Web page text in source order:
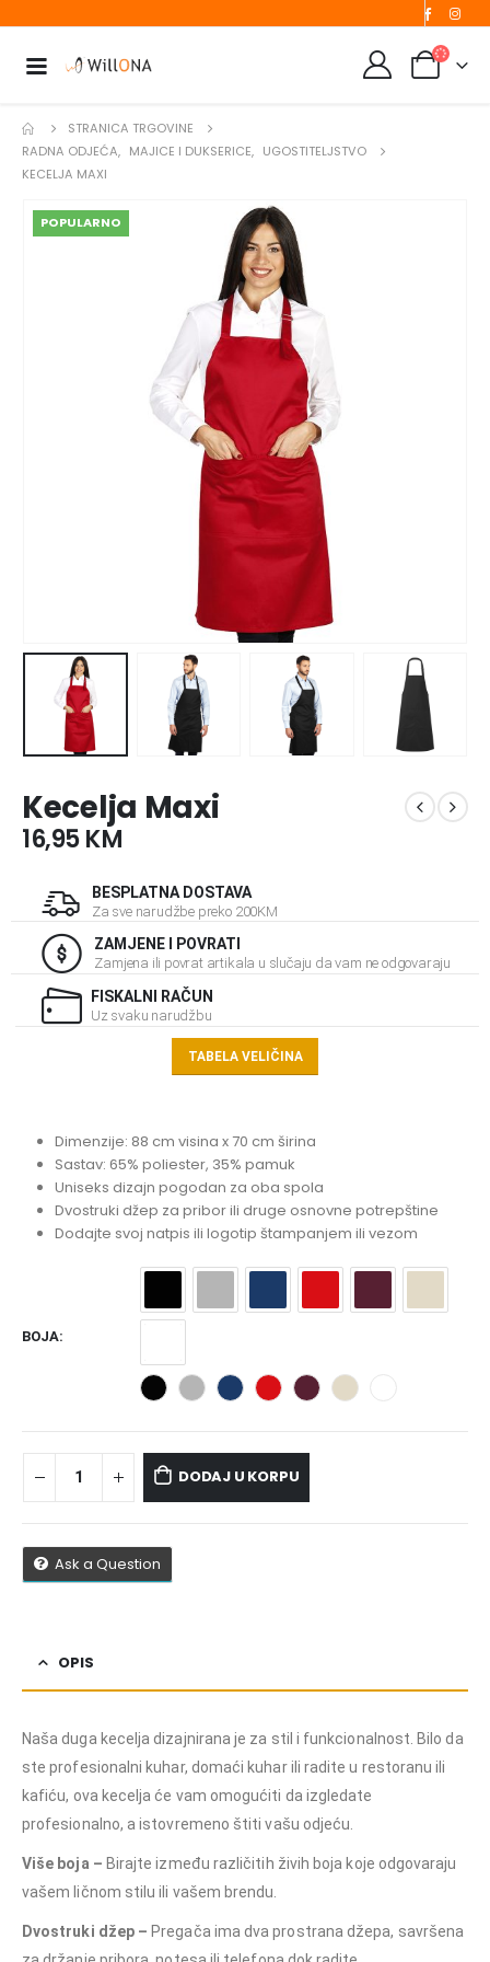
STRANICA TRGOVINE
RADNA ODJEĆA, MAJICE I DUKSERICE, UGOSTITELJSTVO
KECELJA MAXI
POPULARNO
Kecelja Maxi
16,95KM
BESPLATNA DOSTAVA
Za sve narudžbe preko 200KM
ZAMJENE I POVRATI
Zamjena ili povrat artikala u slučaju da vam ne odgovaraju
FISKALNI RAČUN
Uz svaku narudžbu
TABELA VELIČINA
Dimenzije: 88 cm visina x 70 cm širina
Sastav: 65% poliester, 35% pamuk
Uniseks dizajn pogodan za oba spola
Dvostruki džep za pribor ili druge osnovne potrepštine
Dodajte svoj natpis ili logotip štampanjem ili vezom
BOJA
DODAJ U KORPU
Ask a Question
OPIS
Naša duga kecelja dizajnirana je za stil i funkcionalnost. Bilo da
ste profesionalni kuhar, domaći kuhar ili radite u restoranu ili
kafiću, ova kecelja će vam omogućiti da izgledate
profesionalno, a istovremeno štiti vašu odjeću.
Više boja – Birajte između različitih živih boja koje odgovaraju
vašem ličnom stilu ili vašem brendu.
Dvostruki džep – Pregača ima dva prostrana džepa, savršena